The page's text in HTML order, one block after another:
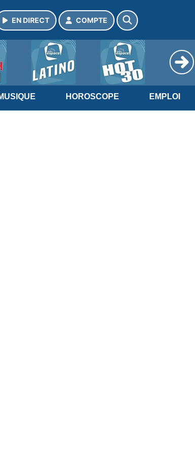
EN DIRECT COMPTE
HOROSCOPE EMPLOI